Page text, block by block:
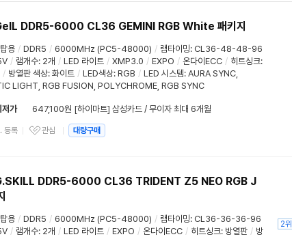
DDR5-6000 CL36 GEMINI RGB White 패키지
용 / DDR5 / 6000MHz (PC5-48000) / 램타이밍: CL36-48-48-96
/ 램개수: 2개 / LED 라이트 / XMP3.0 / EXPO / 온다이ECC / 히트싱크:
/ 방열판 색상: 화이트 / LED색상: RGB / LED 시스템: AURA SYNC
LIGHT RGB FUSION POLYCHROME , RGB SYNC
저가 647,100원 [하이마트] 삼성카드 / 무이자 최대 6개월
등록 관심 대량구매
DDR5-6000 CL36 TRIDENT Z5 NEO RGB J
용 / DDR5 / 6000MHz (PC5-48000) / 램타이밍: CL36-36-36-96
/ 램개수: 2개 / LED 라이트 / EXPO / 온다이ECC / 히트싱크: 방열판 / 방
2위